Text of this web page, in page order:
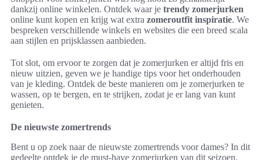
dankzij online winkelen. Ontdek waar je trendy zomerjurken
online kunt kopen en krijg wat extra zomeroutfit inspiratie. We
bespreken verschillende winkels en websites die een breed scala
aan stijlen en prijsklassen aanbieden.
Tot slot, om ervoor te zorgen dat je zomerjurken er altijd fris en
nieuw uitzien, geven we je handige tips voor het onderhouden
van je kleding. Ontdek de beste manieren om je zomerjurken te
wassen, op te bergen, en te strijken, zodat je er lang van kunt
genieten.
De nieuwste zomertrends
Bent u op zoek naar de nieuwste zomertrends voor dames? In dit
gedeelte ontdek je de must-have zomerjurken van dit seizoen.